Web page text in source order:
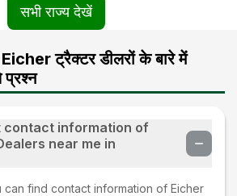
सभी राज्य देखें
ट्रैक्टर डीलरों के बारे में
contact information of
near me in
can find contact information of Eicher